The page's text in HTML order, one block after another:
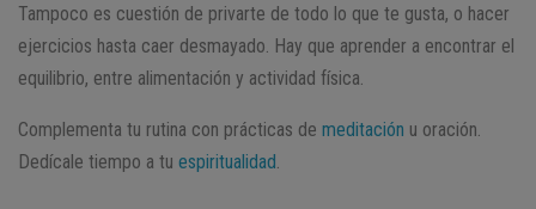
Tampoco es cuestión de privarte de todo lo que te gusta, o hacer
ejercicios hasta caer desmayado. Hay que aprender a encontrar el
equilibrio, entre alimentación y actividad física.
Complementa tu rutina con prácticas de meditación u oración.
Dedícale tiempo a tu espiritualidad